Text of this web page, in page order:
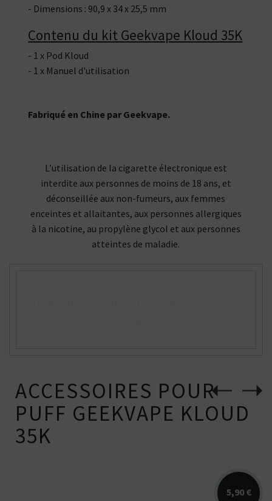
- Dimensions : 90,9 x 34 x 25,5 mm
Contenu du kit Geekvape Kloud 35K
- 1 x Pod Kloud
- 1 x Manuel d'utilisation
Fabriqué en Chine par Geekvape.
L’utilisation de la cigarette électronique est
interdite aux personnes de moins de 18 ans, et
déconseillée aux non-fumeurs, aux femmes
enceintes et allaitantes, aux personnes allergiques
à la nicotine, au propylène glycol et aux personnes
atteintes de maladie.
ACCESSOIRES POUR
PUFF GEEKVAPE KLOUD
35K
5,90 €